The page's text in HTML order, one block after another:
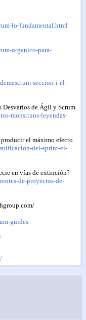
lo-fundamental.html
organico-para-
seccion-i-el-
Desvaríos de Ágil y Scrum
monstruos-leyendas-
el máximo efecto
del-sprint-el-
en vías de extinción?
de-proyectos-de-
guides